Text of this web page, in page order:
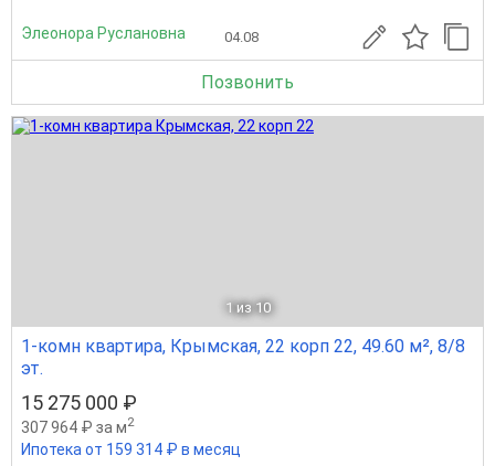
Элеонора Руслановна 04.08
Позвонить
1 из 10
1-комн квартира, Крымская, 22 корп 22, 49.60 м², 8/8
эт.
15 275 000 ₽
307 964 ₽ за м2
Ипотека от 159 314 ₽ в месяц